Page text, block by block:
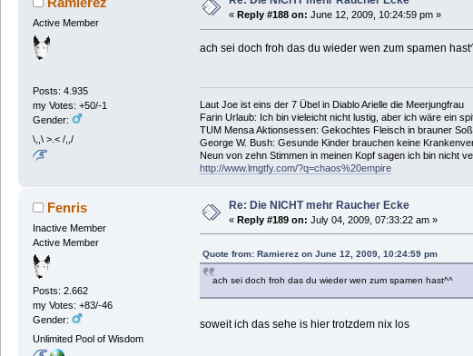
Active Member
Posts: 4.935
my Votes: +50/-1
Gender:
\,,\ >.< /,,/
« Reply #188 on: June 12, 2009, 10:24:59 pm »
ach sei doch froh das du wieder wen zum spamen
Laut Joe ist eins der 7 Übel in Diablo Arielle die Meerjungfrau
Farin Urlaub: Ich bin vieleicht nicht lustig, aber ich wäre ein
TUM Mensa Aktionsessen: Gekochtes Fleisch in brauner
George W. Bush: Gesunde Kinder brauchen keine
Neun von zehn Stimmen in meinen Kopf sagen ich bin nicht
http://www.lmgtfy.com/?q=chaos%20empire
Fenris
Inactive Member
Active Member
Posts: 2.662
my Votes: +83/-46
Gender:
Unlimited Pool of Wisdom
Re: Die NICHT mehr Raucher Ecke
« Reply #189 on: July 04, 2009, 07:33:22 am »
Quote from: Ramierez on June 12, 2009, 10:24:59 pm
ach sei doch froh das du wieder wen zum spamen hast^^
soweit ich das sehe is hier trotzdem nix los